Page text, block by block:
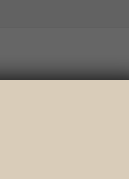
tout !